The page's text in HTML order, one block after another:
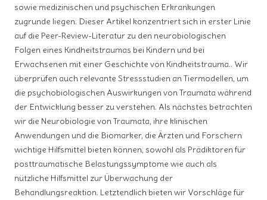
sowie medizinischen und psychischen Erkrankungen
zugrunde liegen. Dieser Artikel konzentriert sich in erster Linie
auf die Peer-Review-Literatur zu den neurobiologischen
Folgen eines Kindheitstraumas bei Kindern und bei
Erwachsenen mit einer Geschichte von Kindheitstrauma.. Wir
überprüfen auch relevante Stressstudien an Tiermodellen, um
die psychobiologischen Auswirkungen von Traumata während
der Entwicklung besser zu verstehen. Als nächstes betrachten
wir die Neurobiologie von Traumata, ihre klinischen
Anwendungen und die Biomarker, die Ärzten und Forschern
wichtige Hilfsmittel bieten können, sowohl als Prädiktoren für
posttraumatische Belastungssymptome wie auch als
nützliche Hilfsmittel zur Überwachung der
Behandlungsreaktion. Letztendlich bieten wir Vorschläge für